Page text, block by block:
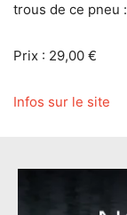
trous de ce pneu
Prix : 29,00 €
Infos sur le site